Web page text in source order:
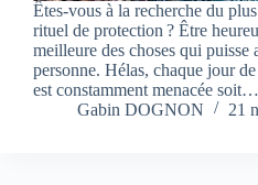
Êtes-vous à la recherche du
rituel de protection ? Être
meilleure des choses qui puisse
personne. Hélas, chaque jour
est constamment menacée soit…
Gabin DOGNON
21